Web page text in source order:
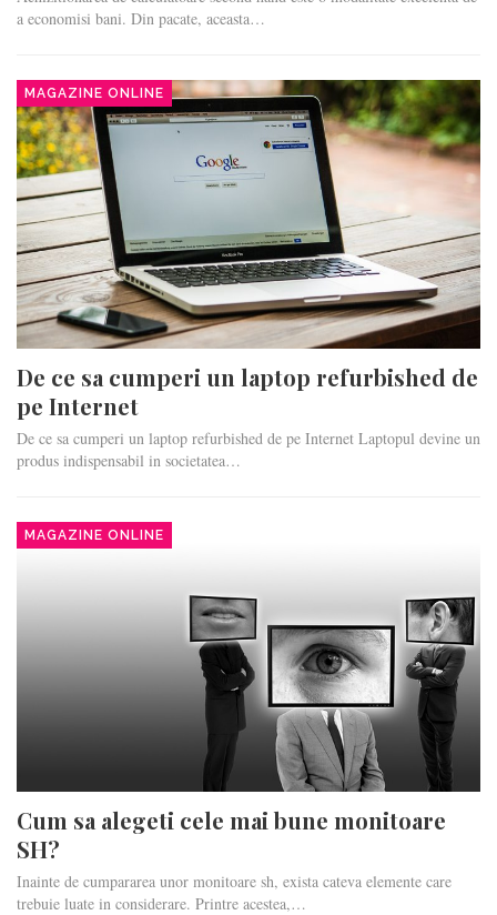
a economisi bani. Din pacate, aceasta…
MAGAZINE ONLINE
De ce sa cumperi un laptop refurbished de
pe Internet
De ce sa cumperi un laptop refurbished de pe Internet Laptopul devine un
produs indispensabil in societatea…
MAGAZINE ONLINE
Cum sa alegeti cele mai bune monitoare
SH?
Inainte de cumpararea unor monitoare sh, exista cateva elemente care
trebuie luate in considerare. Printre acestea,…